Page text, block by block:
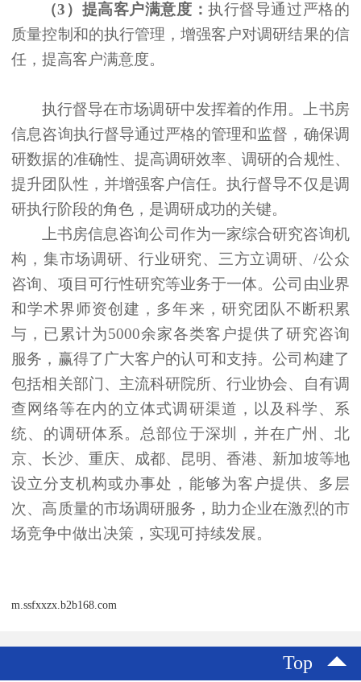
（3）提高客户满意度：执行督导通过严格的
质量控制和的执行管理，增强客户对调研结果的信
任，提高客户满意度。
执行督导在市场调研中发挥着的作用。上书房
信息咨询执行督导通过严格的管理和监督，确保调
研数据的准确性、提高调研效率、调研的合规性、
提升团队性，并增强客户信任。执行督导不仅是调
研执行阶段的角色，是调研成功的关键。
上书房信息咨询公司作为一家综合研究咨询机
构，集市场调研、行业研究、三方立调研、/公众
咨询、项目可行性研究等业务于一体。公司由业界
和学术界师资创建，多年来，研究团队不断积累
与，已累计为5000余家各类客户提供了研究咨询
服务，赢得了广大客户的认可和支持。公司构建了
包括相关部门、主流科研院所、行业协会、自有调
查网络等在内的立体式调研渠道，以及科学、系
统、的调研体系。总部位于深圳，并在广州、北
京、长沙、重庆、成都、昆明、香港、新加坡等地
设立分支机构或办事处，能够为客户提供、多层
次、高质量的市场调研服务，助力企业在激烈的市
场竞争中做出决策，实现可持续发展。
m.ssfxxzx.b2b168.com
Top